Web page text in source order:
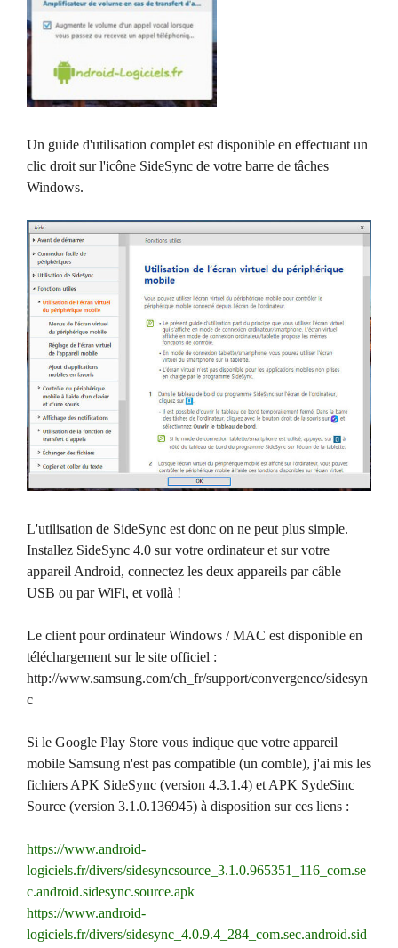
Un guide d'utilisation complet est disponible en effectuant un
clic droit sur l'icône SideSync de votre barre de tâches
Windows.
L'utilisation de SideSync est donc on ne peut plus simple.
Installez SideSync 4.0 sur votre ordinateur et sur votre
appareil Android, connectez les deux appareils par câble
USB ou par WiFi, et voilà !
Le client pour ordinateur Windows / MAC est disponible en
téléchargement sur le site officiel :
http://www.samsung.com/ch_fr/support/convergence/sidesyn
c
Si le Google Play Store vous indique que votre appareil
mobile Samsung n'est pas compatible (un comble), j'ai mis les
fichiers APK SideSync (version 4.3.1.4) et APK SydeSinc
Source (version 3.1.0.136945) à disposition sur ces liens :
https://www.android-
logiciels.fr/divers/sidesyncsource_3.1.0.965351_116_com.se
c.android.sidesync.source.apk
https://www.android-
logiciels.fr/divers/sidesync_4.0.9.4_284_com.sec.android.sid